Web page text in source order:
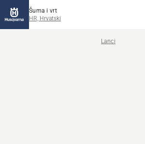
Šuma i vrt
HR, Hrvatski
Lanci